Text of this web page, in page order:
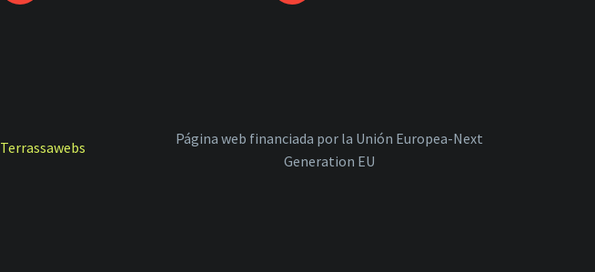
Terrassawebs
Página web financiada por la Unión Europea-Next
Generation EU